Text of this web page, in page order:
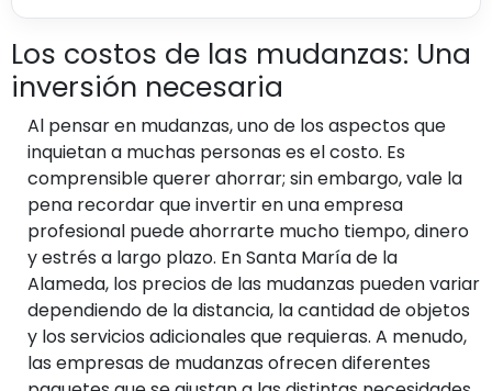
Los costos de las mudanzas: Una
inversión necesaria
Al pensar en mudanzas, uno de los aspectos que
inquietan a muchas personas es el costo. Es
comprensible querer ahorrar; sin embargo, vale la
pena recordar que invertir en una empresa
profesional puede ahorrarte mucho tiempo, dinero
y estrés a largo plazo. En Santa María de la
Alameda, los precios de las mudanzas pueden variar
dependiendo de la distancia, la cantidad de objetos
y los servicios adicionales que requieras. A menudo,
las empresas de mudanzas ofrecen diferentes